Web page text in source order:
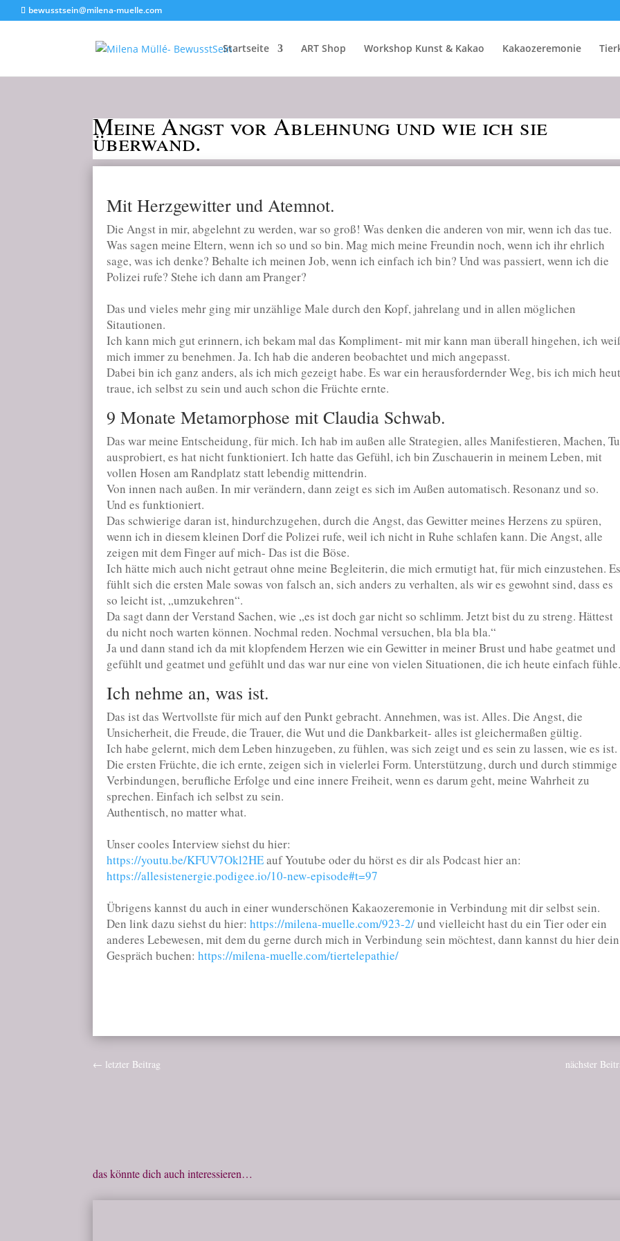
bewusstsein@milena-muelle.com
Startseite ART Shop Workshop Kunst & Kakao Kakaozeremonie
Meine Angst vor Ablehnung und wie ich sie
überwand.
Mit Herzgewitter und Atemnot.
Die Angst in mir, abgelehnt zu werden, war so groß! Was denken die anderen von mir, wenn ich das tue.
Was sagen meine Eltern, wenn ich so und so bin. Mag mich meine Freundin noch, wenn ich ihr ehrlich
sage, was ich denke? Behalte ich meinen Job, wenn ich einfach ich bin? Und was passiert, wenn ich die
Polizei rufe? Stehe ich dann am Pranger?
Das und vieles mehr ging mir unzählige Male durch den Kopf, jahrelang und in allen möglichen
Sitautionen.
Ich kann mich gut erinnern, ich bekam mal das Kompliment- mit mir kann man überall hingehen, ich
mich immer zu benehmen. Ja. Ich hab die anderen beobachtet und mich angepasst.
Dabei bin ich ganz anders, als ich mich gezeigt habe. Es war ein herausfordernder Weg, bis ich mich
traue, ich selbst zu sein und auch schon die Früchte ernte.
9 Monate Metamorphose mit Claudia Schwab.
Das war meine Entscheidung, für mich. Ich hab im außen alle Strategien, alles Manifestieren, Machen,
ausprobiert, es hat nicht funktioniert. Ich hatte das Gefühl, ich bin Zuschauerin in meinem Leben, mit
vollen Hosen am Randplatz statt lebendig mittendrin.
Von innen nach außen. In mir verändern, dann zeigt es sich im Außen automatisch. Resonanz und so.
Und es funktioniert.
Das schwierige daran ist, hindurchzugehen, durch die Angst, das Gewitter meines Herzens zu spüren,
wenn ich in diesem kleinen Dorf die Polizei rufe, weil ich nicht in Ruhe schlafen kann. Die Angst, alle
zeigen mit dem Finger auf mich- Das ist die Böse.
Ich hätte mich auch nicht getraut ohne meine Begleiterin, die mich ermutigt hat, für mich einzustehen.
fühlt sich die ersten Male sowas von falsch an, sich anders zu verhalten, als wir es gewohnt sind, dass es
so leicht ist, „umzukehren“.
Da sagt dann der Verstand Sachen, wie „es ist doch gar nicht so schlimm. Jetzt bist du zu streng. Hättest
du nicht noch warten können. Nochmal reden. Nochmal versuchen, bla bla bla.“
Ja und dann stand ich da mit klopfendem Herzen wie ein Gewitter in meiner Brust und habe geatmet und
gefühlt und geatmet und gefühlt und das war nur eine von vielen Situationen, die ich heute einfach
Ich nehme an, was ist.
Das ist das Wertvollste für mich auf den Punkt gebracht. Annehmen, was ist. Alles. Die Angst, die
Unsicherheit, die Freude, die Trauer, die Wut und die Dankbarkeit- alles ist gleichermaßen gültig.
Ich habe gelernt, mich dem Leben hinzugeben, zu fühlen, was sich zeigt und es sein zu lassen, wie es ist.
Die ersten Früchte, die ich ernte, zeigen sich in vielerlei Form. Unterstützung, durch und durch stimmige
Verbindungen, berufliche Erfolge und eine innere Freiheit, wenn es darum geht, meine Wahrheit zu
sprechen. Einfach ich selbst zu sein.
Authentisch, no matter what.
Unser cooles Interview siehst du hier:
https://youtu.be/KFUV7Okl2HEauf Youtube oder du hörst es dir als Podcast hier an:
https://allesistenergie.podigee.io/10-new-episode#t=97
Übrigens kannst du auch in einer wunderschönen Kakaozeremonie in Verbindung mit dir selbst sein.
Den link dazu siehst du hier:https://milena-muelle.com/923-2/und vielleicht hast du ein Tier oder ein
anderes Lebewesen, mit dem du gerne durch mich in Verbindung sein möchtest, dann kannst du hier dein
Gespräch buchen:https://milena-muelle.com/tiertelepathie/
← letzter Beitrag nächster
das könnte dich auch interessieren…